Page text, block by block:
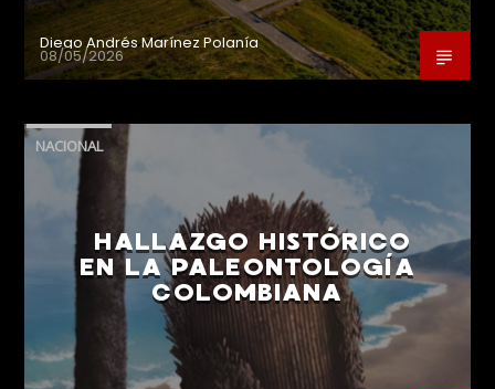
Diego Andrés Marínez Polanía
08/05/2026
NACIONAL
HALLAZGO HISTÓRICO
EN LA PALEONTOLOGÍA
COLOMBIANA